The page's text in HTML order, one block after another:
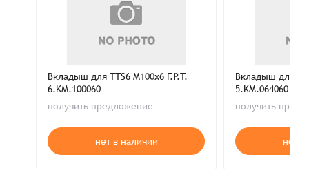
Вкладыш для TTS6 M100x6 F.P.T.
6.KM.100060
получить предложение
нет в наличии
Вкладыш для
5.KM.064060
получить
нет в